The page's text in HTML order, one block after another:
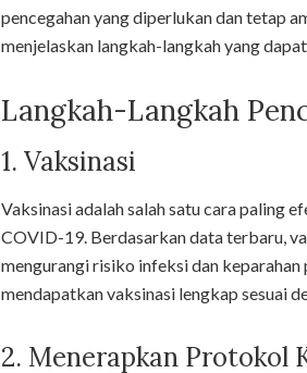
pencegahan yang diperlukan dan tetap
menjelaskan langkah-langkah yang
Langkah-Langkah
1. Vaksinasi
Vaksinasi adalah salah satu cara paling
COVID-19. Berdasarkan data terbaru,
mengurangi risiko infeksi dan
mendapatkan vaksinasi lengkap sesuai
2. Menerapkan Protokol